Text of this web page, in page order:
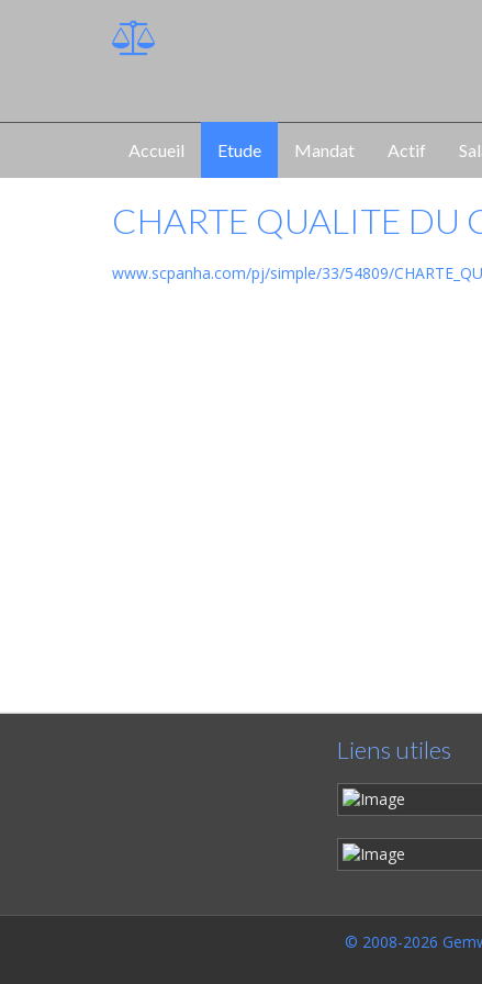
Accueil Etude Mandat Actif
CHARTE QUALITE DU
www.scpanha.com/pj/simple/33/54809/
Liens utiles
© 2008-2026